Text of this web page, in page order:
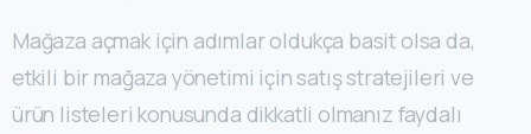
Mağaza açmak için adımlar oldukça basit olsa da,
etkili bir mağaza yönetimi için satış stratejileri ve
ürün listeleri konusunda dikkatli olmanız faydalı